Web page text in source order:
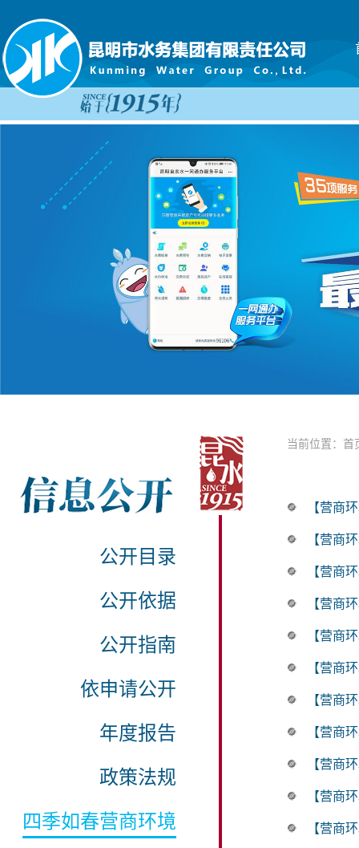
公开目录
公开依据
公开指南
依申请公开
年度报告
政策法规
四季如春营商环境
当前位置： 首
【营商
【营商
【营商
【营商
【营商
【营商
【营商
【营商
【营商
【营商
【营商